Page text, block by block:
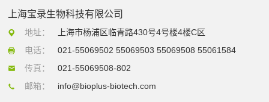
上海宝录生物科技有限公司
地址：
上海市杨浦区临青路430号4号楼4楼C区
电话：
021-55069502 55069503 55069508 55061584
传真：
021-55069508-802
邮箱：
info@bioplus-biotech.com